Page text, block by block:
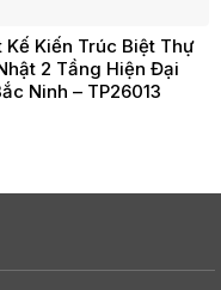
Kế Kiến Trúc Biệt Thự
2 Tầng Hiện Đại
Ninh – TP26013